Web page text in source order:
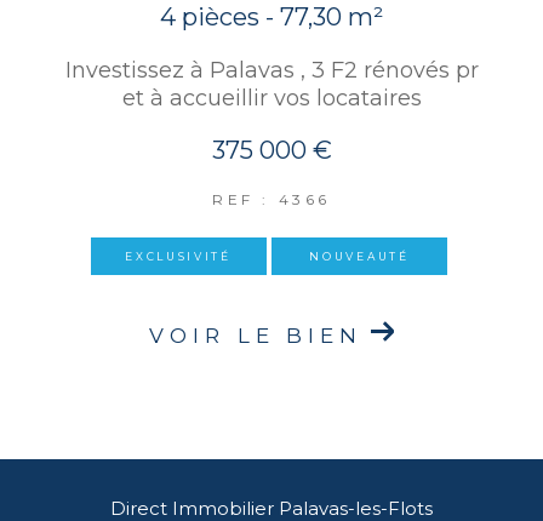
4 pièces - 77,30 m²
Investissez à Palavas , 3 F2 rénovés pr
et à accueillir vos locataires
375 000 €
REF : 4366
EXCLUSIVITÉ NOUVEAUTÉ
VOIR LE BIEN
Direct Immobilier Palavas-les-Flots